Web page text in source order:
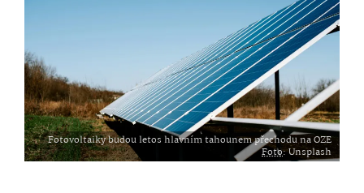
Fotovoltaiky budou letos hlavním tahounem přechodu na OZE
Foto: Unsplash